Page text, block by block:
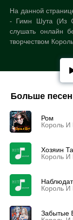
На данной
- Гимн Шута (Из
слушать онлайн
творчеством
Больше
Ром
Король И
Хозяин
Король И
Король И
Забытые